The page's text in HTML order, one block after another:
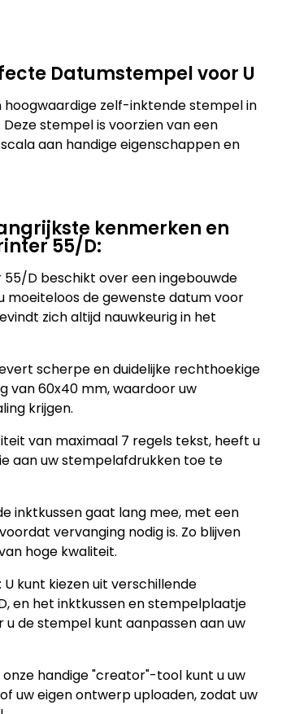
Datumstempel voor U
zelf-inktende stempel in
stempel is voorzien van een
aan handige eigenschappen en
kenmerken en
55/D:
55/D beschikt over een ingebouwde
de gewenste datum voor
zich altijd nauwkeurig in het
scherpe en duidelijke rechthoekige
van 60x40 mm, waardoor uw
krijgen.
van maximaal 7 regels tekst, heeft u
aan uw stempelafdrukken toe te
inktkussen gaat lang mee, met een
vervanging nodig is. Zo blijven
hoge kwaliteit.
: U kunt kiezen uit verschillende
en het inktkussen en stempelplaatje
de stempel kunt aanpassen aan uw
onze handige "creator"-tool kunt u uw
uw eigen ontwerp uploaden, zodat uw